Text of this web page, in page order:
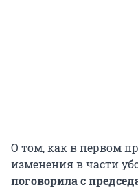
О том, как в первом
изменения в части
поговорила с